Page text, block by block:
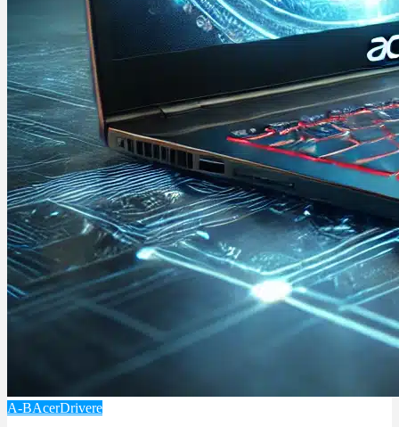
A-BAcerDrivere